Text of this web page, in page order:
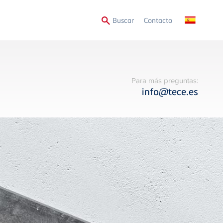
BuscarSecondary
Contacto
Para más preguntas:
info@tece.es